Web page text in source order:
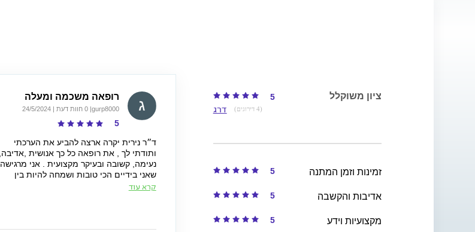
ציון משוקלל 5
דרג (4 דירוגים)
זמינות וזמן המתנה 5
אדיבות והקשבה 5
מקצועיות וידע 5
רופאה משכמה ומעלה
gurp8000| 0 חוות דעת | 24/5/2024
5
ד״ר נירית יקרה ארצה להביע את הערכתי
ותודתי לך , את רופאה כל כך אנושית ,אדיבה,
נעימה, קשובה ובעיקר מקצועית . אני מרגישה
שאני בידיים הכי טובות ושמחה להיות בין
מטופליך . גור פנינה
קרא עוד